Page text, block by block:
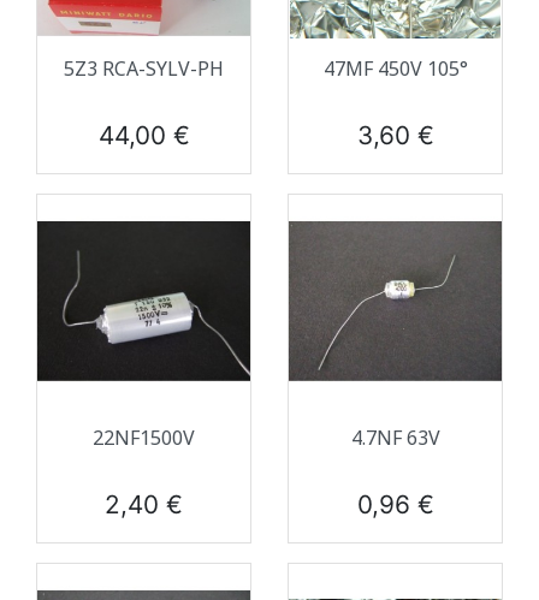
5Z3 RCA-SYLV-PH
Prix
44,00 €
47ΜF 450V 105°
Prix
3,60 €
22NF1500V
Prix
2,40 €
4.7NF 63V
Prix
0,96 €